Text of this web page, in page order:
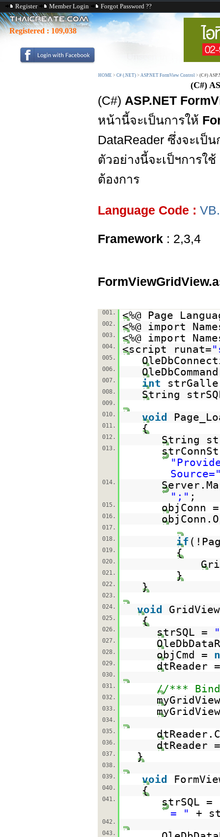
Register Member Login Forgot Password ??
Registered : 109,038
HOME > C# (.NET) > ASP.NET FormView Control > (C#)
(C#)
(C#) ASP.NET
หน้านี้จะเป็นการให้
DataReader ซึ่งจะเป็
ตัวอย่างนี้จะเป็ฯการใช้
ต้องการ
Language Code :
Framework : 2,3,4
001. <%@ Page
002. <%@ import
003. <%@ import
004. <script runat=
005.
006.
007. int
008. String
009.
010.
void
011. {
012. String
013.
014.
";" ;
015. objConn
016.
017.
018.
if
019. {
020.
021. }
022. }
023.
024.
void
025. {
026. strSQL =
027.
028. objCmd =
029. dtReader
030.
031.
//***
032.
033.
034.
035.
036. dtReader
037. }
038.
039.
void
040. {
041. strSQL =
= "
+
042.
043.